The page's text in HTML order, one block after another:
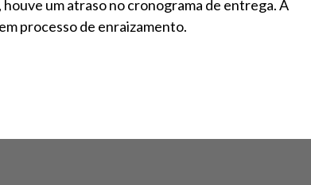
houve um atraso no cronograma de entrega. A
processo de enraizamento.